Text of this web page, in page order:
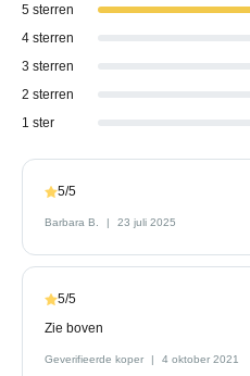
5 sterren
4 sterren
3 sterren
2 sterren
1 ster
5/5
Barbara B. 23 juli 2025
5/5
Zie boven
Geverifieerde koper 4 oktober 2021